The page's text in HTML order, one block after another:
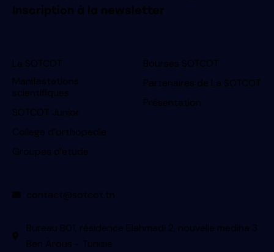
Inscription à la newsletter
La SOTCOT
Manifestations
scientifiques
SOTCOT Junior
College d’orthopedie
Groupes d’etude
Bourses SOTCOT
Partenaires de La SOTCOT
Présentation
contact@sotcot.tn
Bureau B01, résidence Elahmadi 2, nouvelle medina 3
Ben Arous - Tunisie